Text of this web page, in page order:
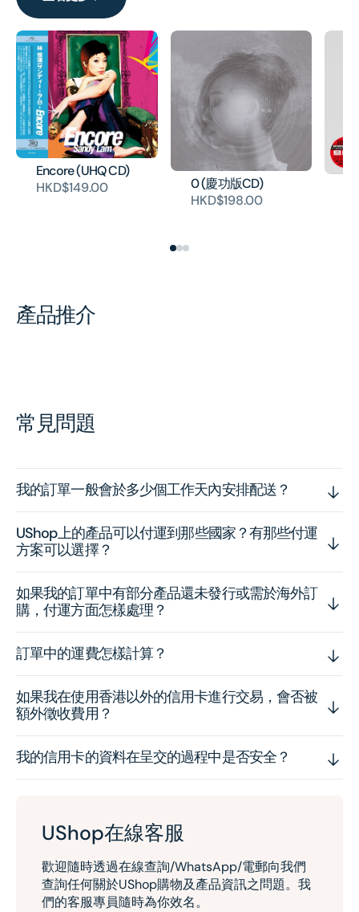
Encore (UHQ CD)
HKD$149.00
0 (慶功版CD)
HKD$198.00
產品推介
常見問題
我的訂單一般會於多少個工作天內安排配送？
UShop上的產品可以付運到那些國家？有那些付運
方案可以選擇？
如果我的訂單中有部分產品還未發行或需於海外訂
購，付運方面怎樣處理？
訂單中的運費怎樣計算？
如果我在使用香港以外的信用卡進行交易，會否被
額外徵收費用？
我的信用卡的資料在呈交的過程中是否安全？
UShop在線客服
歡迎隨時透過在線查詢/WhatsApp/電郵向我們
查詢任何關於UShop購物及產品資訊之問題。我
們的客服專員隨時為你效名。